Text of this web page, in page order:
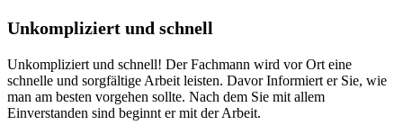
Unkompliziert und schnell
Unkompliziert und schnell! Der Fachmann wird vor Ort eine
schnelle und sorgfältige Arbeit leisten. Davor Informiert er Sie, wie
man am besten vorgehen sollte. Nach dem Sie mit allem
Einverstanden sind beginnt er mit der Arbeit.